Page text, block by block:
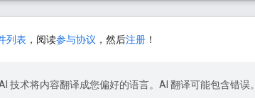
列表 ，阅读参与协议 ，然后注册 ！
技术将内容翻译成您偏好的语言。AI 翻译可能包含错误。